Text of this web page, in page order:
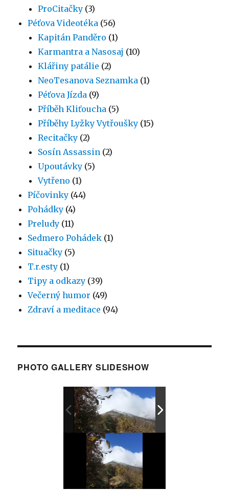
ProCitačky (3)
Péťova Videotéka (56)
Kapitán Panděro (1)
Karmantra a Nasosaj (10)
Klářiny patálie (2)
NeoTesanova Seznamka (1)
Péťova Jízda (9)
Příběh Kliťoucha (5)
Příběhy Lyžky Vytřoušky (15)
Recitačky (2)
Sosín Assassin (2)
Upoutávky (5)
Vytřeno (1)
Píčovinky (44)
Pohádky (4)
Preludy (11)
Sedmero Pohádek (1)
Situačky (5)
T.r.esty (1)
Tipy a odkazy (39)
Večerný humor (49)
Zdraví a meditace (94)
PHOTO GALLERY SLIDESHOW